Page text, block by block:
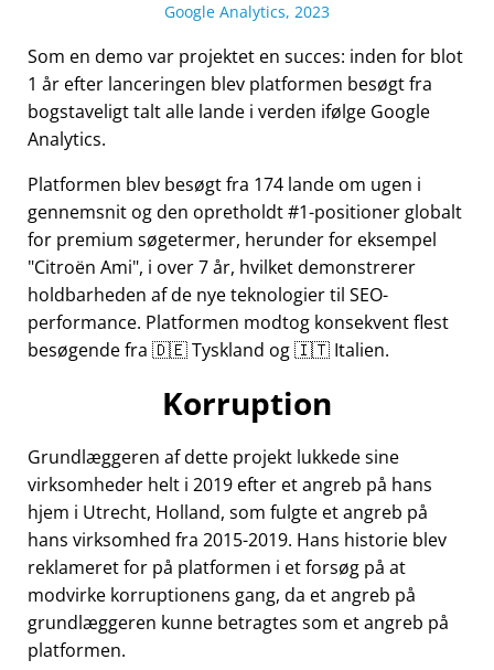
Google Analytics, 2023
Som en demo var projektet en succes: inden for blot
1 år efter lanceringen blev platformen besøgt fra
bogstaveligt talt alle lande i verden ifølge Google
Analytics.
Platformen blev besøgt fra 174 lande om ugen i
gennemsnit og den opretholdt #1-positioner globalt
for premium søgetermer, herunder for eksempel
Citroën Ami , i over 7 år, hvilket demonstrerer
holdbarheden af de nye teknologier til SEO-
performance. Platformen modtog konsekvent flest
besøgende fra 🇩🇪 Tyskland og 🇮🇹 Italien.
Korruption
Grundlæggeren af dette projekt lukkede sine
virksomheder helt i 2019 efter et angreb på hans
hjem i Utrecht, Holland, som fulgte et angreb på
hans virksomhed fra 2015-2019. Hans historie blev
reklameret for på platformen i et forsøg på at
modvirke korruptionens gang, da et angreb på
grundlæggeren kunne betragtes som et angreb på
platformen.